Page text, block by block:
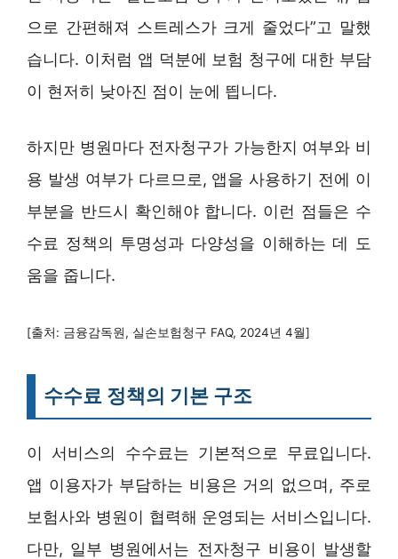
으로 간편해져 스트레스가 크게 줄었다”고 말했
습니다. 이처럼 앱 덕분에 보험 청구에 대한 부담
이 현저히 낮아진 점이 눈에 띕니다.
하지만 병원마다 전자청구가 가능한지 여부와 비
용 발생 여부가 다르므로, 앱을 사용하기 전에 이
부분을 반드시 확인해야 합니다. 이런 점들은 수
수료 정책의 투명성과 다양성을 이해하는 데 도
움을 줍니다.
[출처: 금융감독원, 실손보험청구 FAQ, 2024년 4월]
수수료 정책의 기본 구조
이 서비스의 수수료는 기본적으로 무료입니다.
앱 이용자가 부담하는 비용은 거의 없으며, 주로
보험사와 병원이 협력해 운영되는 서비스입니다.
다만, 일부 병원에서는 전자청구 비용이 발생할